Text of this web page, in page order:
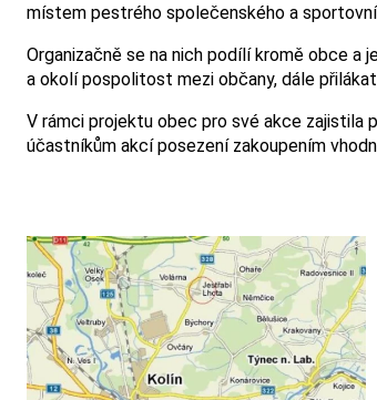
místem pestrého společenského a
Organizačně se na nich podílí kromě obce
a okolí pospolitost mezi občany, dále
V rámci projektu obec pro své akce
účastníkům akcí posezení zakoupením